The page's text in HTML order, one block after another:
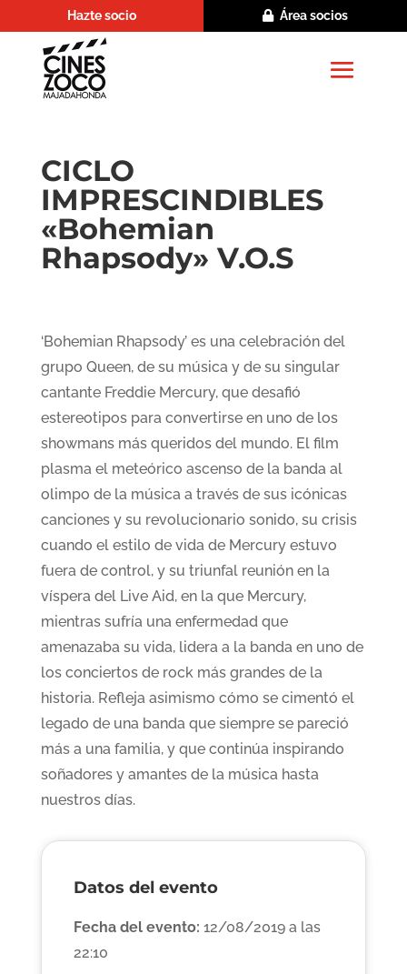
Hazte socio Área socios
CICLO
IMPRESCINDIBLES
«Bohemian
Rhapsody» V.O.S
‘Bohemian Rhapsody’ es una celebración del
grupo Queen, de su música y de su singular
cantante Freddie Mercury, que desafió
estereotipos para convertirse en uno de los
showmans más queridos del mundo. El film
plasma el meteórico ascenso de la banda al
olimpo de la música a través de sus icónicas
canciones y su revolucionario sonido, su crisis
cuando el estilo de vida de Mercury estuvo
fuera de control, y su triunfal reunión en la
víspera del Live Aid, en la que Mercury,
mientras sufría una enfermedad que
amenazaba su vida, lidera a la banda en uno de
los conciertos de rock más grandes de la
historia. Refleja asimismo cómo se cimentó el
legado de una banda que siempre se pareció
más a una familia, y que continúa inspirando
soñadores y amantes de la música hasta
nuestros días.
Datos del evento
Fecha del evento: 12/08/2019 a las
22:10